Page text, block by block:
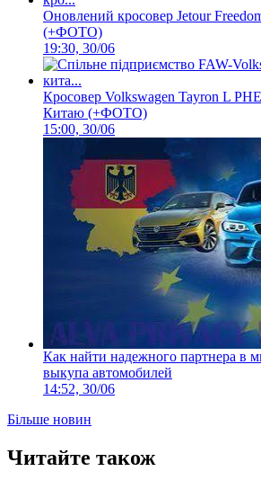
Оновлений кросовер Jetour
(+ФОТО)
19:30, 30/06
Кросовер Volkswagen Tayron L
Китаю (+ФОТО)
15:00, 30/06
Как найти надежного партнера в
выкупа автомобилей
14:52, 30/06
Більше новин
Читайте також